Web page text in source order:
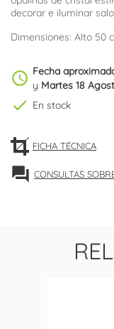
decorar e iluminar
Dimensiones: Alto 50
schedule Fecha
y Martes 18
check En stock
FICHA TÉCNICA
forum CONSULTAS